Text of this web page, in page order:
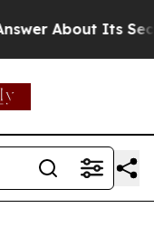
About Its